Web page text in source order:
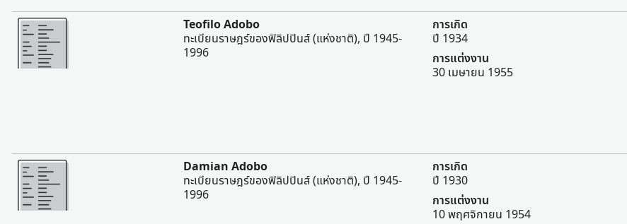
มากขึ้น
Teofilo Adobo
ทะเบียนราษฎร์ของฟิลิปปินส์ (แห่งชาติ), ปี 1945-
1996
การเกิด
ปี 1934
การแต่งงาน
30 เมษายน 1955
มากขึ้น
Damian Adobo
ทะเบียนราษฎร์ของฟิลิปปินส์ (แห่งชาติ), ปี 1945-
1996
การเกิด
ปี 1930
การแต่งงาน
10 พฤศจิกายน 1954